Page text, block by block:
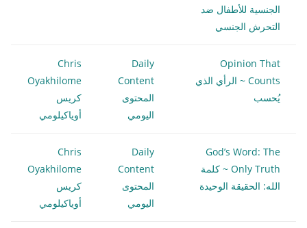
الجنسية للأطفال ضد
التحرش الجنسي
Opinion That
Counts ~ الرأي الذي
يُحسب
Daily
Content
المحتوى
اليومي
Chris
Oyakhilome
كريس
أوياكيلومي
God’s Word: The
Only Truth ~ كلمة
الله: الحقيقة الوحيدة
Daily
Content
المحتوى
اليومي
Chris
Oyakhilome
كريس
أوياكيلومي